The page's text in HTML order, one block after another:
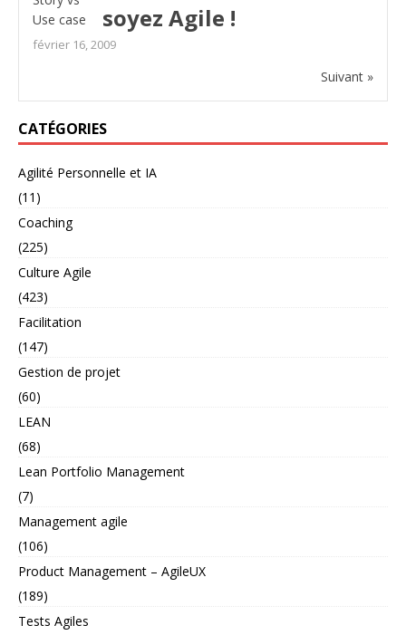
soyez Agile !
février 16, 2009
Suivant »
CATÉGORIES
Agilité Personnelle et IA
(11)
Coaching
(225)
Culture Agile
(423)
Facilitation
(147)
Gestion de projet
(60)
LEAN
(68)
Lean Portfolio Management
(7)
Management agile
(106)
Product Management – AgileUX
(189)
Tests Agiles